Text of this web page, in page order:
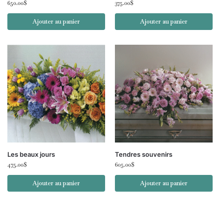
650.00$
Ajouter au panier
375.00$
Ajouter au panier
Les beaux jours
475.00$
Ajouter au panier
Tendres souvenirs
605.00$
Ajouter au panier